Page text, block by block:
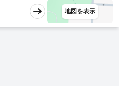
地図を表示